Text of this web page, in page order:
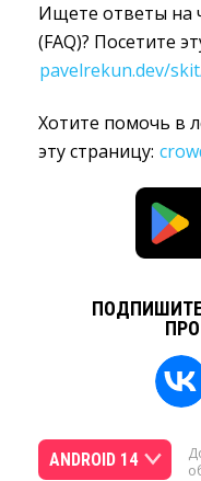
Ищете ответы на
(FAQ)? Посетите
pavelrekun.dev/
Хотите помочь в
эту страницу:
ANDROID 14